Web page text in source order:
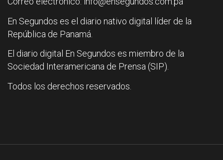
En Segundos es el diario nativo digital líder de la
República de Panamá.
El diario digital En Segundos es miembro de la
Sociedad Interamericana de Prensa (SIP).
Todos los derechos reservados.